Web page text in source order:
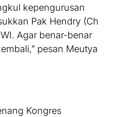
kepengurusan
Pak Hendry (Ch
Agar benar-benar
pesan Meutya
Kongres